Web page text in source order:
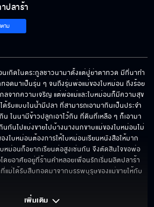
ปลาร้า
าม
เกิดในตระกูลชาวนามาตั้งแต่ปู่ย่าตาทวด มีที่นาทำ
อดมาเป็นรุ่น ๆ จนถึงรุ่นพ่อแม่ของใบหม่อน ถึงร้อย
กลจากความเจริญ แต่พ่อแม่และใบหม่อนก็มีความสุข
รับแบบในน้ำมีปลา ที่สามารถเอามากินเป็นประจำ
น ในนามีข้าวปลูกเอาไว้กิน ที่ดินที่เหลือ ๆ ก็เอามา
กันไปแบ่งขายไปบ้างนางนกขาบแม่ของใบหม่อนไม่
งใบหม่อนต้องการให้ใบหม่อนเรียนหนังสือให้มาก
หม่อนก็อยากเรียนต่อสูงเช่นกัน จึงตัดสินใจขอพ่อ
โดยอาศัยอยู่ที่ร้านคำหลอยเพื่อนรักเริ่มผลิตปลาร้า
แม่ได้รับสืบทอดมาจากบรรพบุรุษของแม่ขายให้กับ
เพิ่มเติม